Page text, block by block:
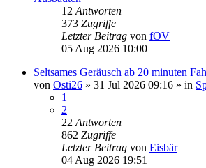
12 Antworten
373 Zugriffe
Letzter Beitrag von fOV
05 Aug 2026 10:00
Seltsames Geräusch ab 20 minuten
von Osti26 » 31 Jul 2026 09:16 » in
1
2
22 Antworten
862 Zugriffe
Letzter Beitrag von Eisbär
04 Aug 2026 19:51